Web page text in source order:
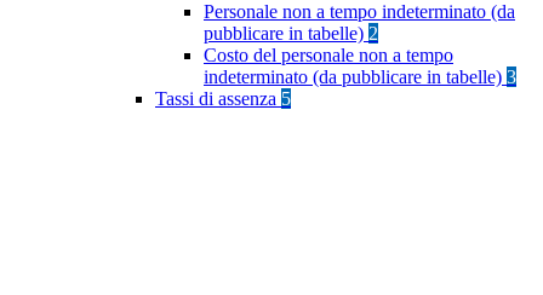
Personale non a tempo indeterminato (da
pubblicare in tabelle) 2
Costo del personale non a tempo
indeterminato (da pubblicare in tabelle) 3
Tassi di assenza 5